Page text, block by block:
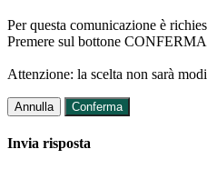
Per questa comunicazione è
Premere sul bottone CONFERMA
Attenzione: la scelta non sarà
Annulla Conferma
Invia risposta